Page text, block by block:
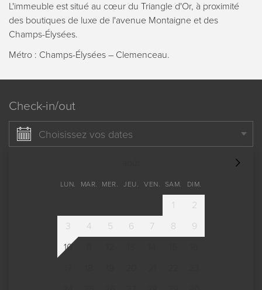
L'immeuble est situé au cœur du Triangle d'Or, à proximité
des boutiques de luxe de l'avenue Montaigne et des
Champs-Élysées.
Métro : Champs-Élysées – Clemenceau.
Check-in/out
Choisissez vos dates
LUN. MAR. MER. JEU. VEN. SAM. DIM.
1
2
3
4 5 6 7 8
9
10